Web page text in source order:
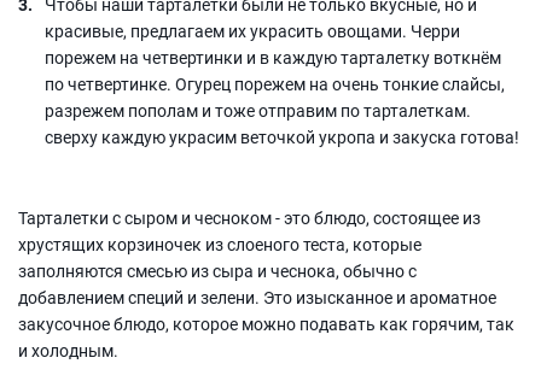
красивые, предлагаем их украсить овощами. Черри
порежем на четвертинки и в каждую тарталетку воткнём
по четвертинке. Огурец порежем на очень тонкие слайсы,
разрежем пополам и тоже отправим по тарталеткам.
сверху каждую украсим веточкой укропа и закуска готова!
Тарталетки с сыром и чесноком - это блюдо, состоящее из
хрустящих корзиночек из слоеного теста, которые
заполняются смесью из сыра и чеснока, обычно с
добавлением специй и зелени. Это изысканное и ароматное
закусочное блюдо, которое можно подавать как горячим, так
и холодным.